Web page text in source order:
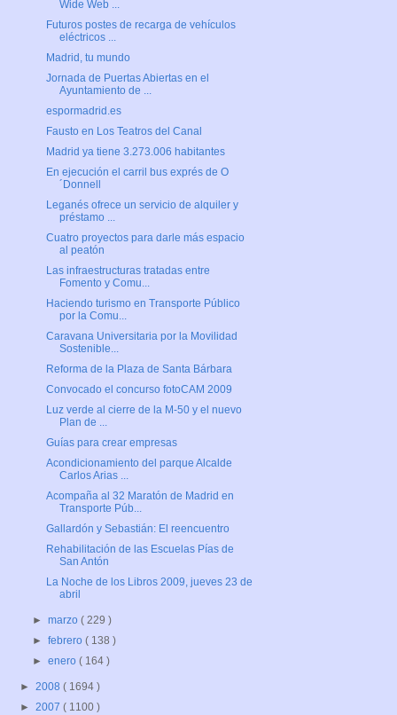
Wide Web ...
Futuros postes de recarga de vehículos
eléctricos ...
Madrid, tu mundo
Jornada de Puertas Abiertas en el
Ayuntamiento de ...
espormadrid.es
Fausto en Los Teatros del Canal
Madrid ya tiene 3.273.006 habitantes
En ejecución el carril bus exprés de O
´Donnell
Leganés ofrece un servicio de alquiler y
préstamo ...
Cuatro proyectos para darle más espacio
al peatón
Las infraestructuras tratadas entre
Fomento y Comu...
Haciendo turismo en Transporte Público
por la Comu...
Caravana Universitaria por la Movilidad
Sostenible...
Reforma de la Plaza de Santa Bárbara
Convocado el concurso fotoCAM 2009
Luz verde al cierre de la M-50 y el nuevo
Plan de ...
Guías para crear empresas
Acondicionamiento del parque Alcalde
Carlos Arias ...
Acompaña al 32 Maratón de Madrid en
Transporte Púb...
Gallardón y Sebastián: El reencuentro
Rehabilitación de las Escuelas Pías de
San Antón
La Noche de los Libros 2009, jueves 23 de
abril
►marzo( 229 )
►febrero( 138 )
►enero( 164 )
► 2008 ( 1694 )
► 2007 ( 1100 )